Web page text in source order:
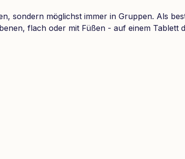
sondern möglichst immer in Gruppen. Als
flach oder mit Füßen - auf einem